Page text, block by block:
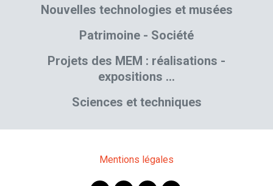
Nouvelles technologies et musées
Patrimoine - Société
Projets des MEM : réalisations -
expositions …
Sciences et techniques
Mentions légales